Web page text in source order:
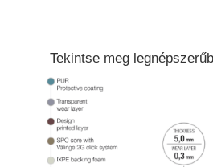
Silver Knight 1
Tekintse meg